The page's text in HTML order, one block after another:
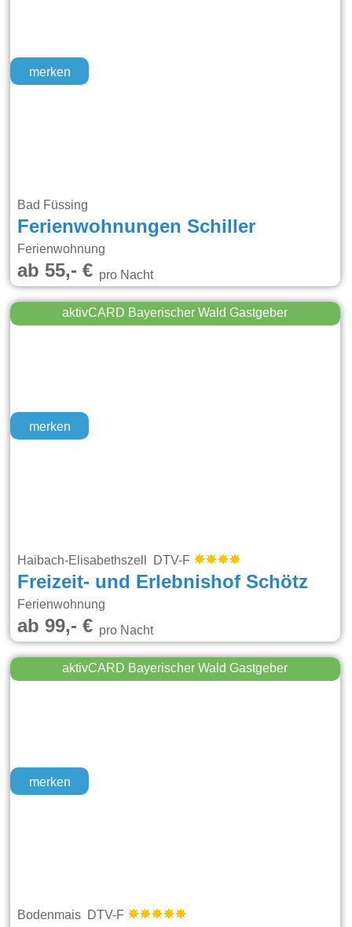
merken
Bad Füssing
Ferienwohnungen Schiller
Ferienwohnung
ab 55,- €pro Nacht
merken
aktivCARD Bayerischer Wald Gastgeber
Haibach-Elisabethszell DTV-F
Freizeit- und Erlebnishof Schötz
Ferienwohnung
ab 99,- €pro Nacht
merken
aktivCARD Bayerischer Wald Gastgeber
Bodenmais DTV-F